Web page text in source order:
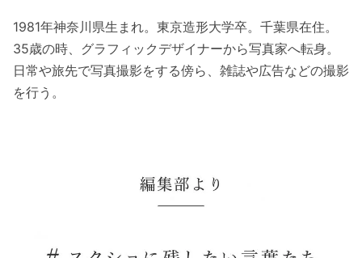
1981年神奈川県生まれ。東京造形大学卒。千葉県在住。
35歳の時、グラフィックデザイナーから写真家へ転身。
日常や旅先で写真撮影をする傍ら、雑誌や広告などの撮影
を行う。